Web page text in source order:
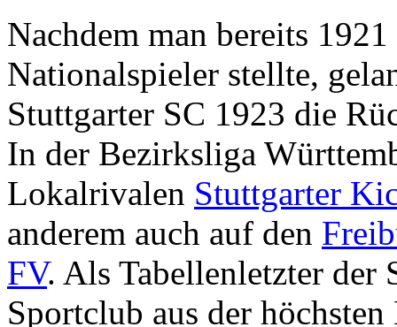
Nachdem man bereits
Nationalspieler stellte,
Stuttgarter SC 1923 die
In der Bezirksliga
Lokalrivalen Stuttgarter
anderem auch auf den
FV. Als Tabellenletzter der
Sportclub aus der